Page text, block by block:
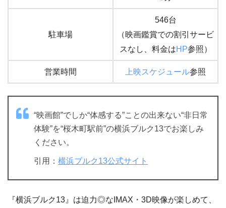
駐車場
546台
（映画鑑賞での割引サービ
スなし、料金はHP参照）
営業時間 上映スケジュール参照
“映画館”でしか“体感する”ことの出来ない“非日常
体験”を“桜木町駅前”の横浜ブルク13でお楽しみ
ください。
引用： 横浜ブルク13公式サイト
『横浜ブルク13』は迫力◎なIMAX・3D映像が楽しめて、